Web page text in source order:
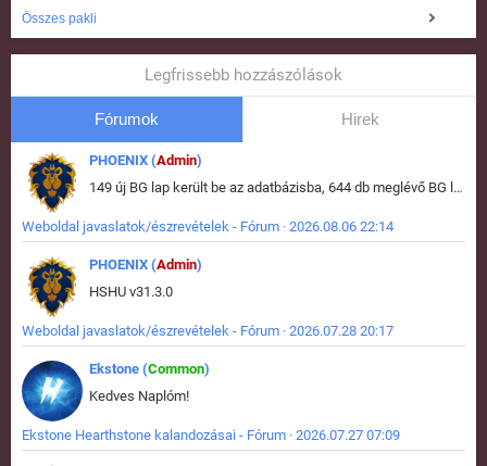
Összes pakli
Legfrissebb hozzászólások
Fórumok Hirek
PHOENIX (Admin)
149 új BG lap került be az adatbázisba, 644 db meglévő BG lap módosult, bekerültek az új képek a megváltozott lapokhoz is.
Weboldal javaslatok/észrevételek - Fórum · 2026.08.06 22:14
PHOENIX (Admin)
HSHU v31.3.0
Weboldal javaslatok/észrevételek - Fórum · 2026.07.28 20:17
Ekstone (Common)
Kedves Naplóm!
Ekstone Hearthstone kalandozásai - Fórum · 2026.07.27 07:09